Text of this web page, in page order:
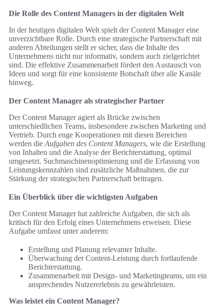
Die Rolle des Content Managers in der digitalen Welt
In der heutigen digitalen Welt spielt der Content Manager eine
unverzichtbare Rolle. Durch eine strategische Partnerschaft mit
anderen Abteilungen stellt er sicher, dass die Inhalte des
Unternehmens nicht nur informativ, sondern auch zielgerichtet
sind. Die effektive Zusammenarbeit fördert den Austausch von
Ideen und sorgt für eine konsistente Botschaft über alle Kanäle
hinweg.
Der Content Manager als strategischer Partner
Der Content Manager agiert als Brücke zwischen
unterschiedlichen Teams, insbesondere zwischen Marketing und
Vertrieb. Durch enge Kooperationen mit diesen Bereichen
werden die Aufgaben des Content Managers, wie die Erstellung
von Inhalten und die Analyse der Berichterstattung, optimal
umgesetzt. Suchmaschinenoptimierung und die Erfassung von
Leistungskennzahlen sind zusätzliche Maßnahmen, die zur
Stärkung der strategischen Partnerschaft beitragen.
Ein Überblick über die wichtigsten Aufgaben
Der Content Manager hat zahlreiche Aufgaben, die sich als
kritisch für den Erfolg eines Unternehmens erweisen. Diese
Aufgabe umfasst unter anderem:
Erstellung und Planung relevanter Inhalte.
Überwachung der Content-Leistung durch fortlaufende
Berichterstattung.
Zusammenarbeit mit Design- und Marketingteams, um ein
ansprechendes Nutzererlebnis zu gewährleisten.
Was leistet ein Content Manager?